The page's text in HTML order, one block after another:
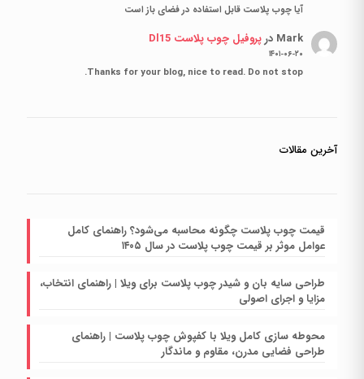
آیا چوب پلاست قابل استفاده در فضای باز است
Mark درپروفیل چوب پلاست Dl15
۱۴۰۱-۰۶-۲۰
Thanks for your blog, nice to read. Do not stop.
آخرین مقالات
قیمت چوب پلاست چگونه محاسبه می‌شود؟ راهنمای کامل
عوامل موثر بر قیمت چوب پلاست در سال ۱۴۰۵
طراحی سایه بان و شیدر چوب پلاست برای ویلا | راهنمای انتخاب،
مزایا و اجرای اصولی
محوطه سازی کامل ویلا با کفپوش چوب پلاست | راهنمای
طراحی فضایی مدرن، مقاوم و ماندگار